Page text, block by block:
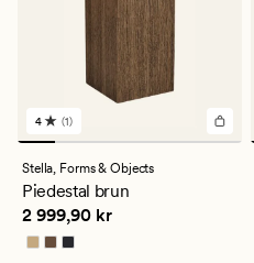
1
omdömen
med
ett
genomsnittligt
betyg
på
4
4 (1)
Stella, Forms & Objects
Piedestal brun
Pris 2 999,90 kr
2 999,90 kr